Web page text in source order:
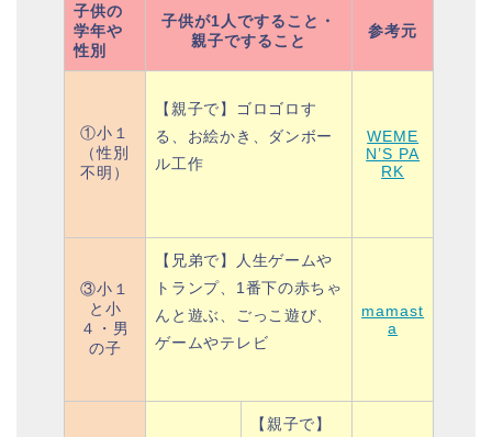
子供の
学年や
性別
子供が1人ですること・
親子ですること
参考元
①小１
（性別
不明）
【親子で】
ゴロゴロす
る、 お絵かき、
ダンボー
ル工作
WEME
N’S PA
RK
③小１
と小
４・男
の子
【兄弟で】人生ゲームや
トランプ、1番下の赤ちゃ
んと遊ぶ、ごっこ遊び、
ゲームやテレビ
mamast
a
【親子で】